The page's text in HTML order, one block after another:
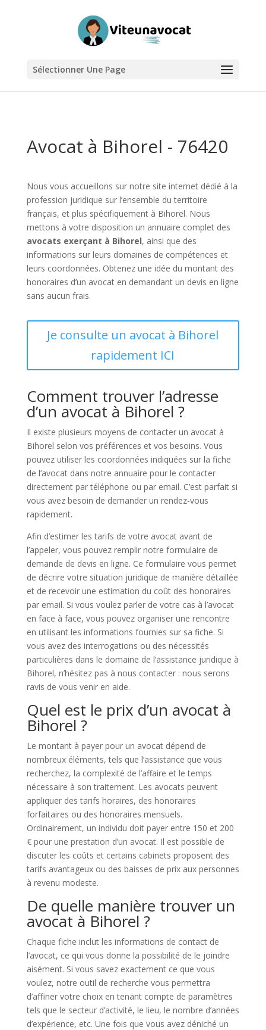
Sélectionner Une Page
Avocat à Bihorel - 76420
Nous vous accueillons sur notre site internet dédié à la
profession juridique sur l’ensemble du territoire
français, et plus spécifiquement à Bihorel. Nous
mettons à votre disposition un annuaire complet des
avocats exerçant à Bihorel, ainsi que des
informations sur leurs domaines de compétences et
leurs coordonnées. Obtenez une idée du montant des
honoraires d’un avocat en demandant un devis en ligne
sans aucun frais.
Je consulte un avocat à Bihorel
rapidement ICI
Comment trouver l’adresse
d’un avocat à Bihorel ?
Il existe plusieurs moyens de contacter un avocat à
Bihorel selon vos préférences et vos besoins. Vous
pouvez utiliser les coordonnées indiquées sur la fiche
de l’avocat dans notre annuaire pour le contacter
directement par téléphone ou par email. C’est parfait si
vous avez besoin de demander un rendez-vous
rapidement.
Afin d’estimer les tarifs de votre avocat avant de
l’appeler, vous pouvez remplir notre formulaire de
demande de devis en ligne. Ce formulaire vous permet
de décrire votre situation juridique de manière détaillée
et de recevoir une estimation du coût des honoraires
par email. Si vous voulez parler de votre cas à l’avocat
en face à face, vous pouvez organiser une rencontre
en utilisant les informations fournies sur sa fiche. Si
vous avez des interrogations ou des nécessités
particulières dans le domaine de l’assistance juridique à
Bihorel, n’hésitez pas à nous contacter : nous serons
ravis de vous venir en aide.
Quel est le prix d’un avocat à
Bihorel ?
Le montant à payer pour un avocat dépend de
nombreux éléments, tels que l’assistance que vous
recherchez, la complexité de l’affaire et le temps
nécessaire à son traitement. Les avocats peuvent
appliquer des tarifs horaires, des honoraires
forfaitaires ou des honoraires mensuels.
Ordinairement, un individu doit payer entre 150 et 200
€ pour une prestation d’un avocat. Il est possible de
discuter les coûts et certains cabinets proposent des
tarifs avantageux ou des baisses de prix aux personnes
à revenu modeste.
De quelle manière trouver un
avocat à Bihorel ?
Chaque fiche inclut les informations de contact de
l’avocat, ce qui vous donne la possibilité de le joindre
aisément. Si vous savez exactement ce que vous
voulez, notre outil de recherche vous permettra
d’affiner votre choix en tenant compte de paramètres
tels que le secteur d’activité, le lieu, le nombre d’années
d’expérience, etc. Une fois que vous avez déniché un